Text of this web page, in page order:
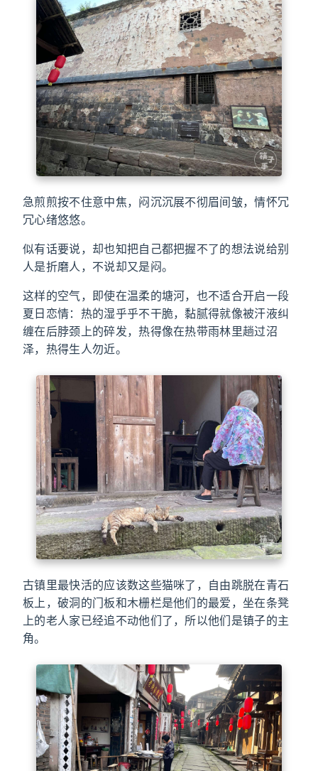
急煎煎按不住意中焦，闷沉沉展不彻眉间皱，情怀冗
冗心绪悠悠。
似有话要说，却也知把自己都把握不了的想法说给别
人是折磨人，不说却又是闷。
这样的空气，即使在温柔的塘河，也不适合开启一段
夏日恋情：热的湿乎乎不干脆，黏腻得就像被汗液纠
缠在后脖颈上的碎发，热得像在热带雨林里趟过沼
泽，热得生人勿近。
古镇里最快活的应该数这些猫咪了，自由跳脱在青石
板上，破洞的门板和木栅栏是他们的最爱，坐在条凳
上的老人家已经追不动他们了，所以他们是镇子的主
角。